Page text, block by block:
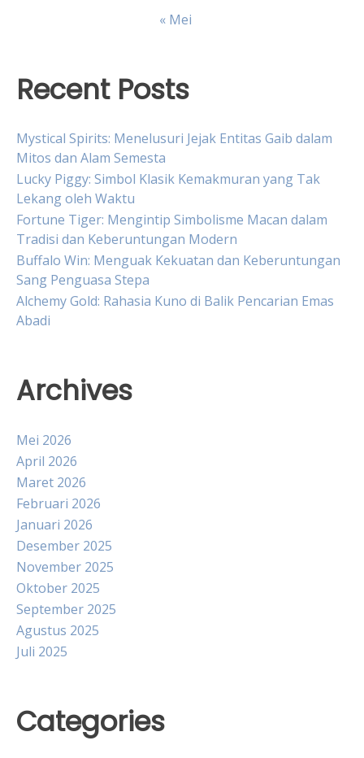
« Mei
Recent Posts
Mystical Spirits: Menelusuri Jejak Entitas Gaib dalam
Mitos dan Alam Semesta
Lucky Piggy: Simbol Klasik Kemakmuran yang Tak
Lekang oleh Waktu
Fortune Tiger: Mengintip Simbolisme Macan dalam
Tradisi dan Keberuntungan Modern
Buffalo Win: Menguak Kekuatan dan Keberuntungan
Sang Penguasa Stepa
Alchemy Gold: Rahasia Kuno di Balik Pencarian Emas
Abadi
Archives
Mei 2026
April 2026
Maret 2026
Februari 2026
Januari 2026
Desember 2025
November 2025
Oktober 2025
September 2025
Agustus 2025
Juli 2025
Categories